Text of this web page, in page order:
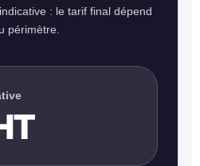
: le tarif final dépend
périmètre.